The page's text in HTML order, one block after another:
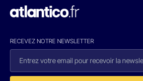
RECEVEZ NOTRE NEWSLETTER